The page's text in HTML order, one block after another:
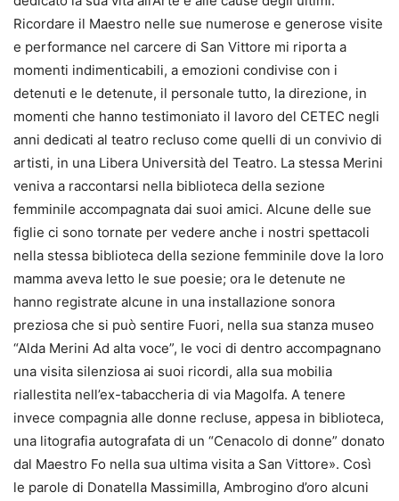
Ricordare il Maestro nelle sue numerose e generose visite
e performance nel carcere di San Vittore mi riporta a
momenti indimenticabili, a emozioni condivise con i
detenuti e le detenute, il personale tutto, la direzione, in
momenti che hanno testimoniato il lavoro del CETEC negli
anni dedicati al teatro recluso come quelli di un convivio di
artisti, in una Libera Università del Teatro. La stessa Merini
veniva a raccontarsi nella biblioteca della sezione
femminile accompagnata dai suoi amici. Alcune delle sue
figlie ci sono tornate per vedere anche i nostri spettacoli
nella stessa biblioteca della sezione femminile dove la loro
mamma aveva letto le sue poesie; ora le detenute ne
hanno registrate alcune in una installazione sonora
preziosa che si può sentire Fuori, nella sua stanza museo
“Alda Merini Ad alta voce”, le voci di dentro accompagnano
una visita silenziosa ai suoi ricordi, alla sua mobilia
riallestita nell’ex-tabaccheria di via Magolfa. A tenere
invece compagnia alle donne recluse, appesa in biblioteca,
una litografia autografata di un “Cenacolo di donne” donato
dal Maestro Fo nella sua ultima visita a San Vittore». Così
le parole di Donatella Massimilla, Ambrogino d’oro alcuni